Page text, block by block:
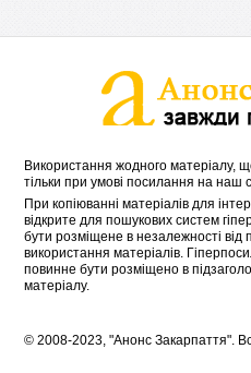
Використання жодного матеріалу,
тільки при умові посилання на наш
При копіюванні матеріалів для
відкрите для пошукових систем
бути розміщене в незалежності від
використання матеріалів.
повинне бути розміщено в
матеріалу.
© 2008-2023, "Анонс Закарпаття".